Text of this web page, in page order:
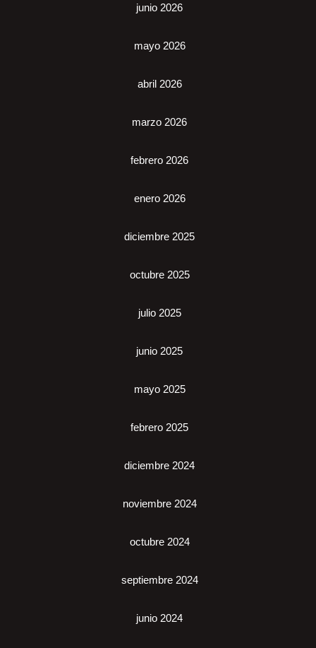
junio 2026
mayo 2026
abril 2026
marzo 2026
febrero 2026
enero 2026
diciembre 2025
octubre 2025
julio 2025
junio 2025
mayo 2025
febrero 2025
diciembre 2024
noviembre 2024
octubre 2024
septiembre 2024
junio 2024